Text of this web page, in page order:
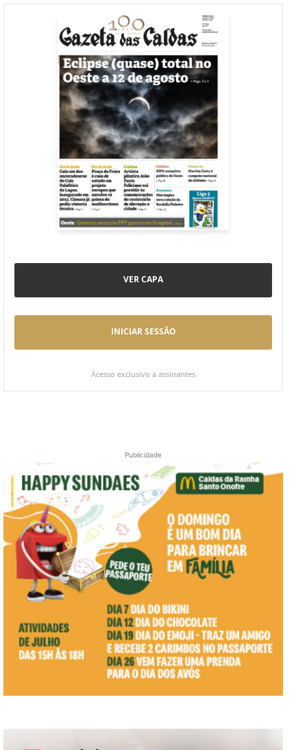
VER CAPA
INICIAR SESSÃO
Acesso exclusivo a assinantes
Publicidade